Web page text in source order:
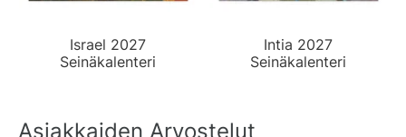
Israel 2027
Seinäkalenteri
Intia 2027
Seinäkalenteri
Asiakkaiden Arvostelut